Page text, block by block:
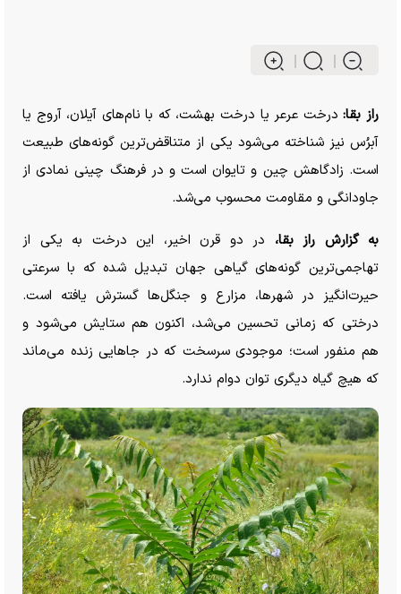
راز بقا: درخت عرعر یا درخت بهشت، که با نام‌های آیلان، آروج یا
آبرُس نیز شناخته می‌شود یکی از متناقض‌ترین گونه‌های طبیعت
است. زادگاهش چین و تایوان است و در فرهنگ چینی نمادی از
جاودانگی و مقاومت محسوب می‌شد.
به گزارش راز بقا، در دو قرن اخیر، این درخت به یکی از
تهاجمی‌ترین گونه‌های گیاهی جهان تبدیل شده که با سرعتی
حیرت‌انگیز در شهرها، مزارع و جنگل‌ها گسترش یافته است.
درختی که زمانی تحسین می‌شد، اکنون هم ستایش می‌شود و
هم منفور است؛ موجودی سرسخت که در جا‌هایی زنده می‌ماند
که هیچ گیاه دیگری توان دوام ندارد.